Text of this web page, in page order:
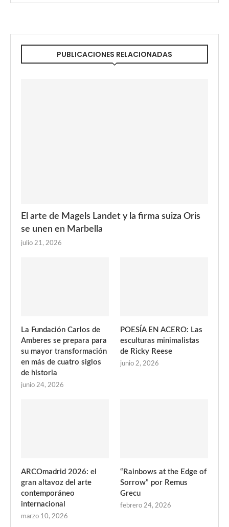
PUBLICACIONES RELACIONADAS
El arte de Magels Landet y la firma suiza Oris
se unen en Marbella
julio 21, 2026
La Fundación Carlos de
Amberes se prepara para
su mayor transformación
en más de cuatro siglos
de historia
junio 24, 2026
POESÍA EN ACERO: Las
esculturas minimalistas
de Ricky Reese
junio 2, 2026
ARCOmadrid 2026: el
gran altavoz del arte
contemporáneo
internacional
marzo 10, 2026
“Rainbows at the Edge of
Sorrow” por Remus
Grecu
febrero 24, 2026